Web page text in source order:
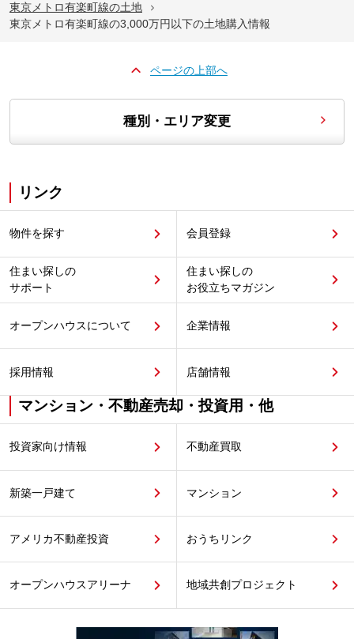
東京メトロ有楽町線の土地
東京メトロ有楽町線の3,000万円以下の土地購入情報
ページの上部へ
種別・エリア変更
リンク
物件を探す 会員登録
住まい探しの
サポート
住まい探しの
お役立ちマガジン
オープンハウスについて 企業情報
採用情報 店舗情報
マンション・不動産売却・投資用・他
投資家向け情報 不動産買取
新築一戸建て マンション
アメリカ不動産投資 おうちリンク
オープンハウスアリーナ 地域共創プロジェクト